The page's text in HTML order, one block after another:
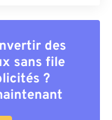
des
sans file
?